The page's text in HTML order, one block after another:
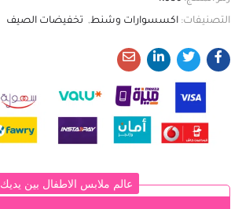
التصنيفات: اكسسوارات وشنط, تخفيضات الصيف
عالم ملابس الاطفال بين يديك